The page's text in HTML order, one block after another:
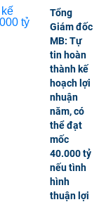
Tổng
Giám đốc
MB: Tự
tin hoàn
thành kế
hoạch lợi
nhuận
năm, có
thể đạt
mốc
40.000 tỷ
nếu tình
hình
thuận lợi